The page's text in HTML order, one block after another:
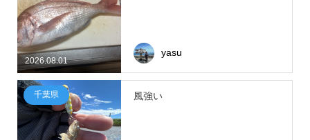
2026.08.01
yasu
千葉県 風強い